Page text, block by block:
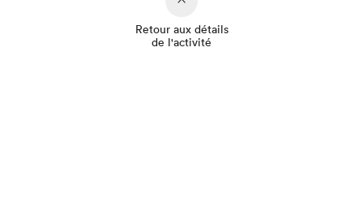
Retour aux détails
de l'activité